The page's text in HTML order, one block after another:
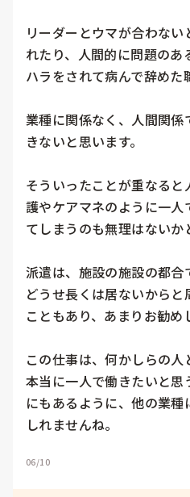
リーダーとウマが合わな
れたり、人間的に問題の
ハラをされて病んで辞めた
業種に関係なく、人間関
きないと思います。
そういったことが重なる
護やケアマネのように一人
てしまうのも無理はないか
派遣は、施設の施設の都合
どうせ長くは居ないから
こともあり、あまりお勧め
この仕事は、何かしらの人
本当に一人で働きたいと
にもあるように、他の業
06/10